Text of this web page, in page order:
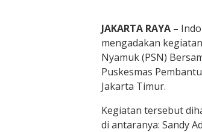
JAKARTA RAYA –
mengadakan
Nyamuk (PSN)
Puskesmas
Jakarta Timur.
Kegiatan tersebut
di antaranya: Sandy